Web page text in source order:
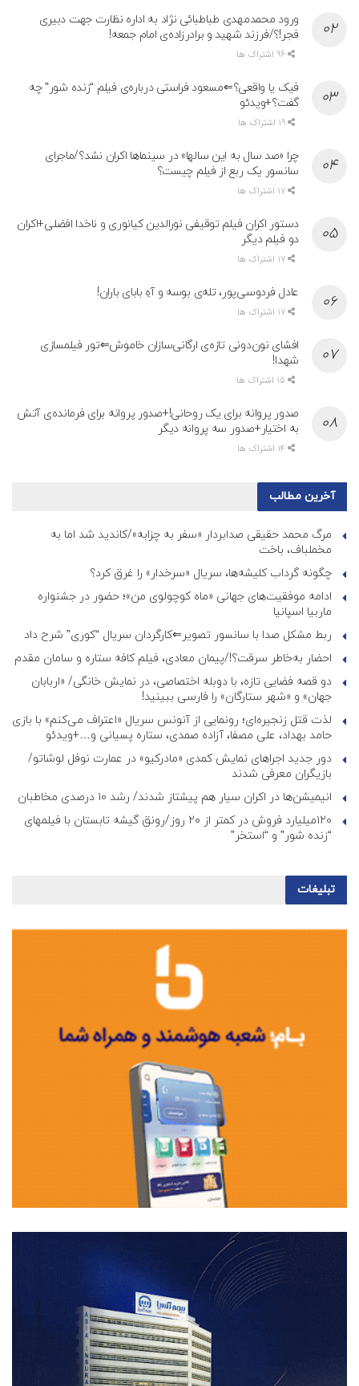
ورود محمدمهدی طباطبائی نژاد به اداره نظارت جهت دبیری
فجر!؟/فرزند شهید و برادرزاده‌ی امام جمعه!
فیک یا واقعی؟⇐مسعود فراستی درباره‌ی فیلم “زنده شور” چه
گفت؟+ویدئو
چرا «صد سال به این سالها» در سینماها اکران نشد؟/ماجرای
سانسور یک ربع از فیلم چیست؟
دستور اکران فیلم توقیفی نورالدین کیانوری و ناخدا افضلی+اکران
دو فیلم دیگر
عادل فردوسی‌پور، تله‌ی بوسه و آهِ بابای باران!
افشای نون‌دونی تازه‌ی ارگانی‌سازان خاموش⇐تور فیلمسازی
شهدا!
صدور پروانه برای یک روحانی!+صدور پروانه برای فرمانده‌ی آتش
به اختیار+صدور سه پروانه دیگر
آخرین مطالب
مرگ محمد حقیقی صدابردار «سفر به چزابه»/کاندید شد اما به
مخملباف، باخت
چگونه گرداب کلیشه‌ها، سریال «سرخدار» را غرق کرد؟
ادامه موفقیت‌های جهانی «ماه کوچولوی من»؛ حضور در جشنواره
ماربیا اسپانیا
ربط مشکل صدا با سانسور تصویر⇐کارگردان سریال “کوری” شرح داد
احضار به‌خاطر سرقت؟!/پیمان معادی، فیلم کافه ستاره و سامان مقدم
دو قصه فضایی تازه، با دوبله اختصاصی، در نمایش خانگی/ «اربابان
جهان» و «شهر ستارگان» را فارسی ببینید!
لذت قتل زنجیره‌ای؛ رونمایی از آنونس سریال «اعتراف می‌کنم» با بازی
حامد بهداد، علی مصفا، آزاده صمدی، ستاره پسیانی و…+ویدئو
دور جدید اجراهای نمایش کمدی «مادرکیو» در عمارت نوفل لوشاتو/
بازیگران معرفی شدند
انیمیشن‌ها در اکران سیار هم پیشتاز شدند/ رشد ۱۰ درصدی مخاطبان
۱۲۰میلیارد فروش در کمتر از ۲۰ روز/رونق گیشه تابستان با فیلمهای
“زنده شور” و “استخر”
تبلیغات